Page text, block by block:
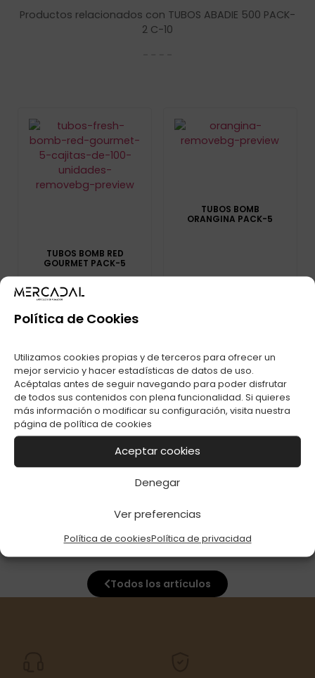
Política de Cookies
Utilizamos cookies propias y de terceros para ofrecer un
mejor servicio y hacer estadísticas de datos de uso.
Acéptalas antes de seguir navegando para poder disfrutar
de todos sus contenidos con plena funcionalidad. Si quieres
más información o modificar su configuración, visita nuestra
página de política de cookies
Aceptar cookies
Denegar
Ver preferencias
Política de cookiesPolítica de privacidad
Productos relacionados con TUBOS ABADIE 500 PACK-
2 C-10
TUBOS BOMB RED
GOURMET PACK-5
TUBOS BOMB
ORANGINA PACK-5
MENTHOL PACK-5
Todos los artículos